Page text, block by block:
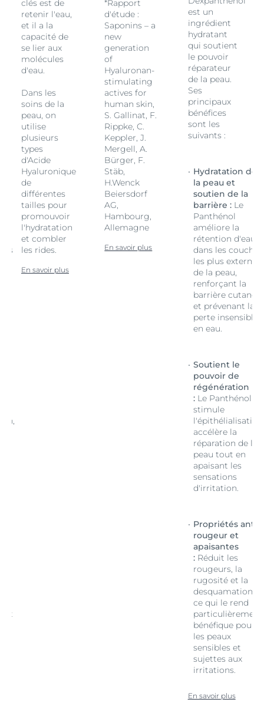
clés est de
retenir l'eau,
et il a la
capacité de
se lier aux
molécules
d'eau.
Dans les
soins de la
peau, on
utilise
plusieurs
types
d'Acide
Hyaluronique
de
différentes
tailles pour
promouvoir
l'hydratation
et combler
les rides.
En savoir plus
*Rapport
d'étude :
Saponins – a
new
generation
of
Hyaluronan-
stimulating
actives for
human skin,
S. Gallinat, F.
Rippke, C.
Keppler, J.
Mergell, A.
Bürger, F.
Stäb,
H.Wenck
Beiersdorf
AG,
Hambourg,
Allemagne
En savoir plus
est un
ingrédient
hydratant
qui soutient
le pouvoir
réparateur
de la peau.
Ses
principaux
bénéfices
sont les
suivants :
Hydratation de
la peau et
soutien de la
barrière :Le
Panthénol
améliore la
rétention d'eau
dans les couches
les plus externes
de la peau,
renforçant la
barrière cutanée
et prévenant la
perte insensible
en eau.
Soutient le
pouvoir de
régénération
:Le Panthénol
stimule
l'épithélialisation,
accélère la
réparation de la
peau tout en
apaisant les
sensations
d'irritation.
Propriétés anti-
rougeur et
apaisantes
:Réduit les
rougeurs, la
rugosité et la
desquamation,
ce qui le rend
particulièrement
bénéfique pour
les peaux
sensibles et
sujettes aux
irritations.
En savoir plus